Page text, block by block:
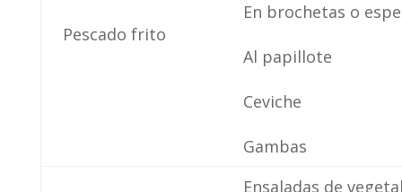
Pescado frito
En brochetas o
Al papillote
Ceviche
Gambas
Ensaladas de